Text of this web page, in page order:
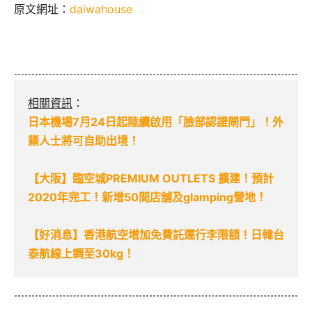
原文網址： daiwahouse
相關資訊 ：
日本機場7月24日起陸續啟用「臉部認證閘門」！外
籍人士將可自助出境！
【大阪】臨空城PREMIUM OUTLETS 擴建！預計
2020年完工！新增50間店舖及glamping營地！
【好消息】香港航空增加免費託運行李限額！日韓台
泰航線上調至30kg！